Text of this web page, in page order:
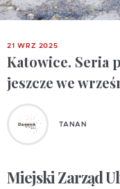
21 WRZ 2025
Katowice. Seria
jeszcze we
TANAN
Miejski Zarząd